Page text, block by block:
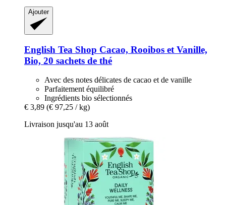
Ajouter
English Tea Shop Cacao, Rooibos et Vanille,
Bio, 20 sachets de thé
Avec des notes délicates de cacao et de vanille
Parfaitement équilibré
Ingrédients bio sélectionnés
€ 3,89 (€ 97,25 / kg)
Livraison jusqu'au 13 août